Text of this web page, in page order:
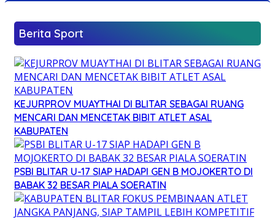
Berita Sport
KEJURPROV MUAYTHAI DI BLITAR SEBAGAI RUANG
MENCARI DAN MENCETAK BIBIT ATLET ASAL
KABUPATEN
PSBI BLITAR U-17 SIAP HADAPI GEN B MOJOKERTO DI
BABAK 32 BESAR PIALA SOERATIN